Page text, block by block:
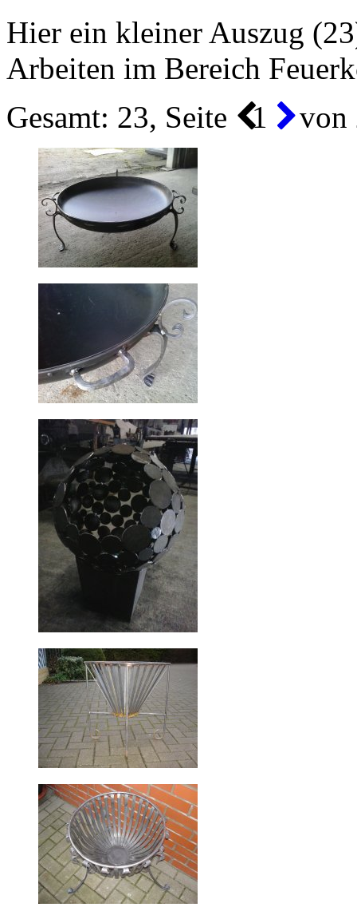
Hier ein kleiner Auszug
Arbeiten im Bereich
Gesamt: 23, Seite
1 von